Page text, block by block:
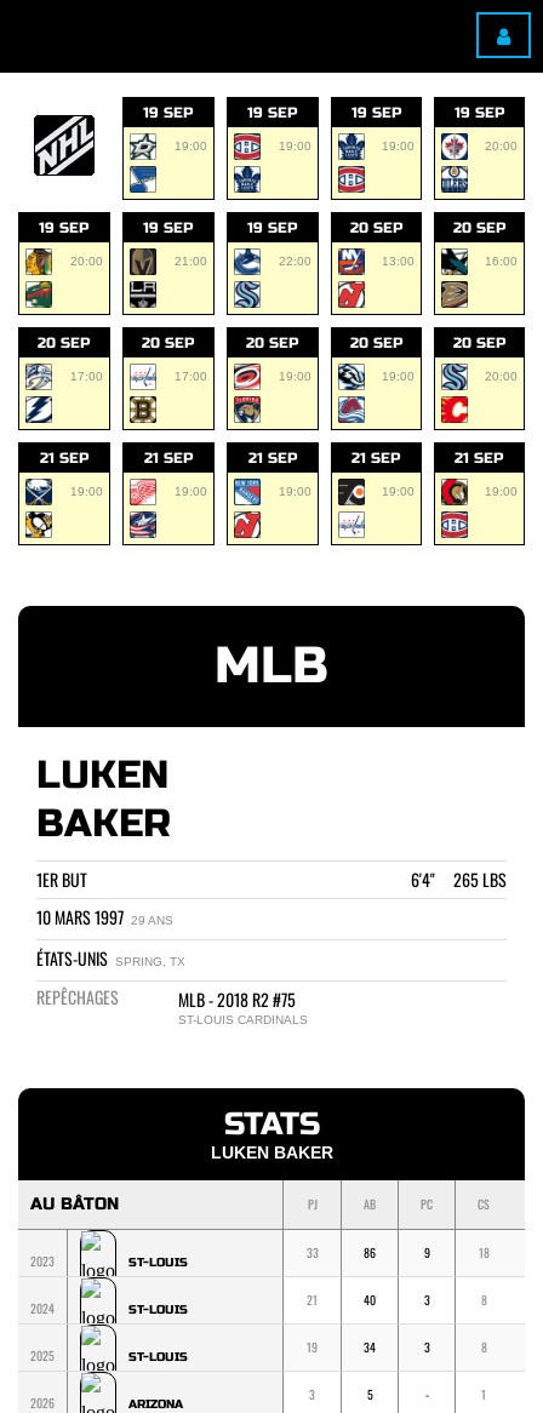
19 SEP
19:00
19 SEP
19:00
19 SEP
19:00
19 SEP
20:00
19 SEP
20:00
19 SEP
21:00
19 SEP
22:00
20 SEP
13:00
20 SEP
16:00
20 SEP
17:00
20 SEP
17:00
20 SEP
19:00
20 SEP
19:00
20 SEP
20:00
21 SEP
19:00
21 SEP
19:00
21 SEP
19:00
21 SEP
19:00
21 SEP
19:00
MLB
LUKEN
BAKER
1ER BUT
6'4" 265 LBS
10 MARS 1997 29 ANS
ÉTATS-UNIS SPRING, TX
REPÊCHAGES MLB - 2018 R2 #75
ST-LOUIS CARDINALS
STATS
LUKEN BAKER
AU BÂTON PJ AB PC CS
2023 ST-LOUIS
33 86 9 18
2024 ST-LOUIS
21 40 3 8
2025 ST-LOUIS
19 34 3 8
2026 ARIZONA
3 5 - 1